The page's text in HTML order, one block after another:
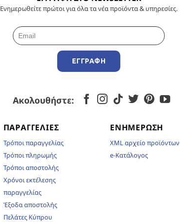
Ενημερωθείτε πρώτοι για όλα τα νέα προϊόντα & υπηρεσίες.
ΕΓΓΡΑΦΉ
Ακολουθήστε:
ΠΑΡΑΓΓΕΛΊΕΣ
Τρόποι παραγγελίας
Τρόποι πληρωμής
Τρόποι αποστολής
Χρόνοι εκτέλεσης
παραγγελίας
Έξοδα αποστολής
Πελάτες Κύπρου
ΕΝΗΜΈΡΩΣΗ
XML αρχείο προϊόντων
e-Κατάλογος